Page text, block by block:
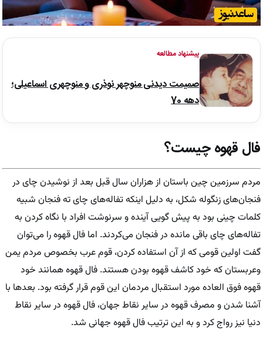
پیشنهاد مطالعه
صمیمت دیدنی منوچهر نوذری و منوچهری اسماعیلی؛
دهه 70
فال قهوه چیست؟
مردم سرزمین چین باستان از هزاران سال قبل بعد از نوشیدن چای در
فنجان‌های زنگوله شکل، به دلیل اینکه تفاله‌های چای ته فنجان شبیه
کلمات چینی بود به پیش گویی آینده و سرنوشت افراد با نگاه کردن به
تفاله‌های چای باقی مانده در فنجان می‌کردند. اما فال قهوه را می‌توان
گفت اولین قومی که از آن استفاده کردن، قوم عرب بخصوص مردم یمن
وعربستان که خود کاشف قهوه بودن هستند. فال قهوه همانند خود
قهوه فوق العاده مورد استقبال مردمان این قوم قرار گرفته بود. بعدها با
آشنا شدن و مصرف قهوه در سایر نقاط جهان، فال قهوه در سایر نقاط
دنیا نیز رواج کرد و به این ترتیب فال قهوه جهانی شد.